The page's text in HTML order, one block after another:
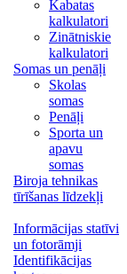
Kabatas
kalkulatori
Zinātniskie
kalkulatori
Somas un penāļi
Skolas
somas
Penāļi
Sporta un
apavu
somas
Biroja tehnikas
tīrīšanas līdzekļi
Informācijas statīvi
un fotorāmji
Identifikācijas